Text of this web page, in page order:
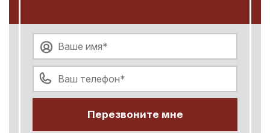
Перезвоните мне